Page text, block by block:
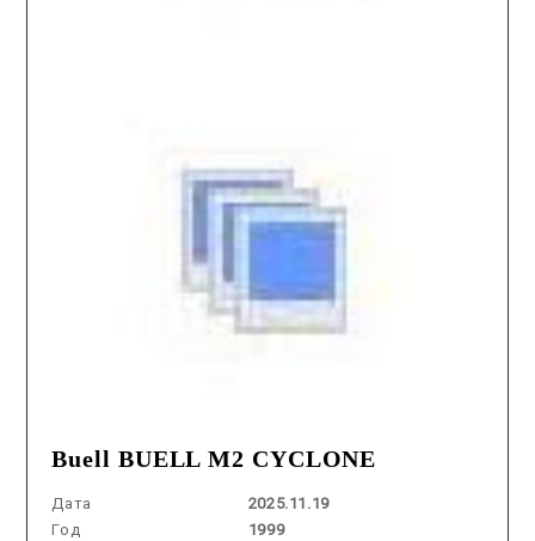
Buell BUELL M2 CYCLONE
Дата
2025.11.19
Год
1999